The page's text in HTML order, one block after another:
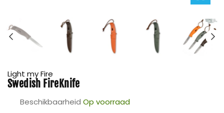
Light my Fire
Swedish FireKnife
Beschikbaarheid Op voorraad